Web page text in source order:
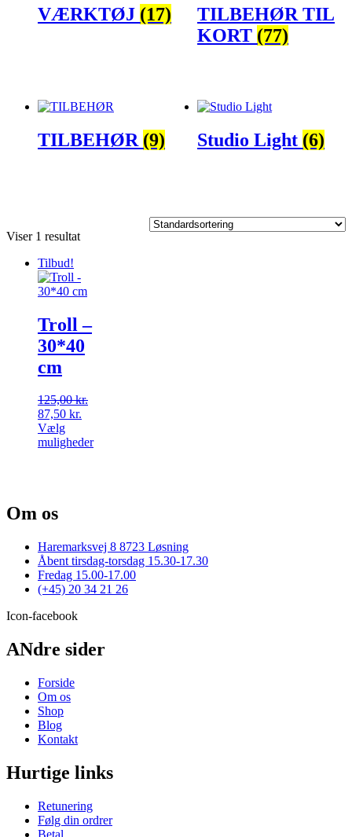
VÆRKTØJ (17)
TILBEHØR TIL
KORT (77)
TILBEHØR (9) Studio Light (6)
Viser 1 resultat
Tilbud!
Troll –
30*40
cm
125,00kr.
Den
oprindelige
pris
87,50 kr.
pris
Vælg
mulighederDette
vælges
på
varesiden
Om os
Haremarksvej 8 8723 Løsning
Åbent tirsdag-torsdag 15.30-17.30
Fredag 15.00-17.00
(+45) 20 34 21 26
Icon-facebook
ANdre sider
Forside
Om os
Shop
Blog
Kontakt
Hurtige links
Retunering
Følg din ordrer
Betal